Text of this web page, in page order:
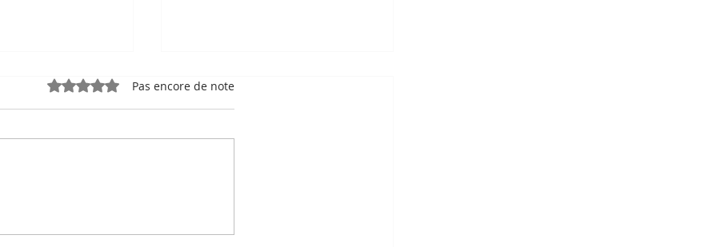
a survécu en dessinant le
Noté 0 étoile sur 5.Pas encore de note